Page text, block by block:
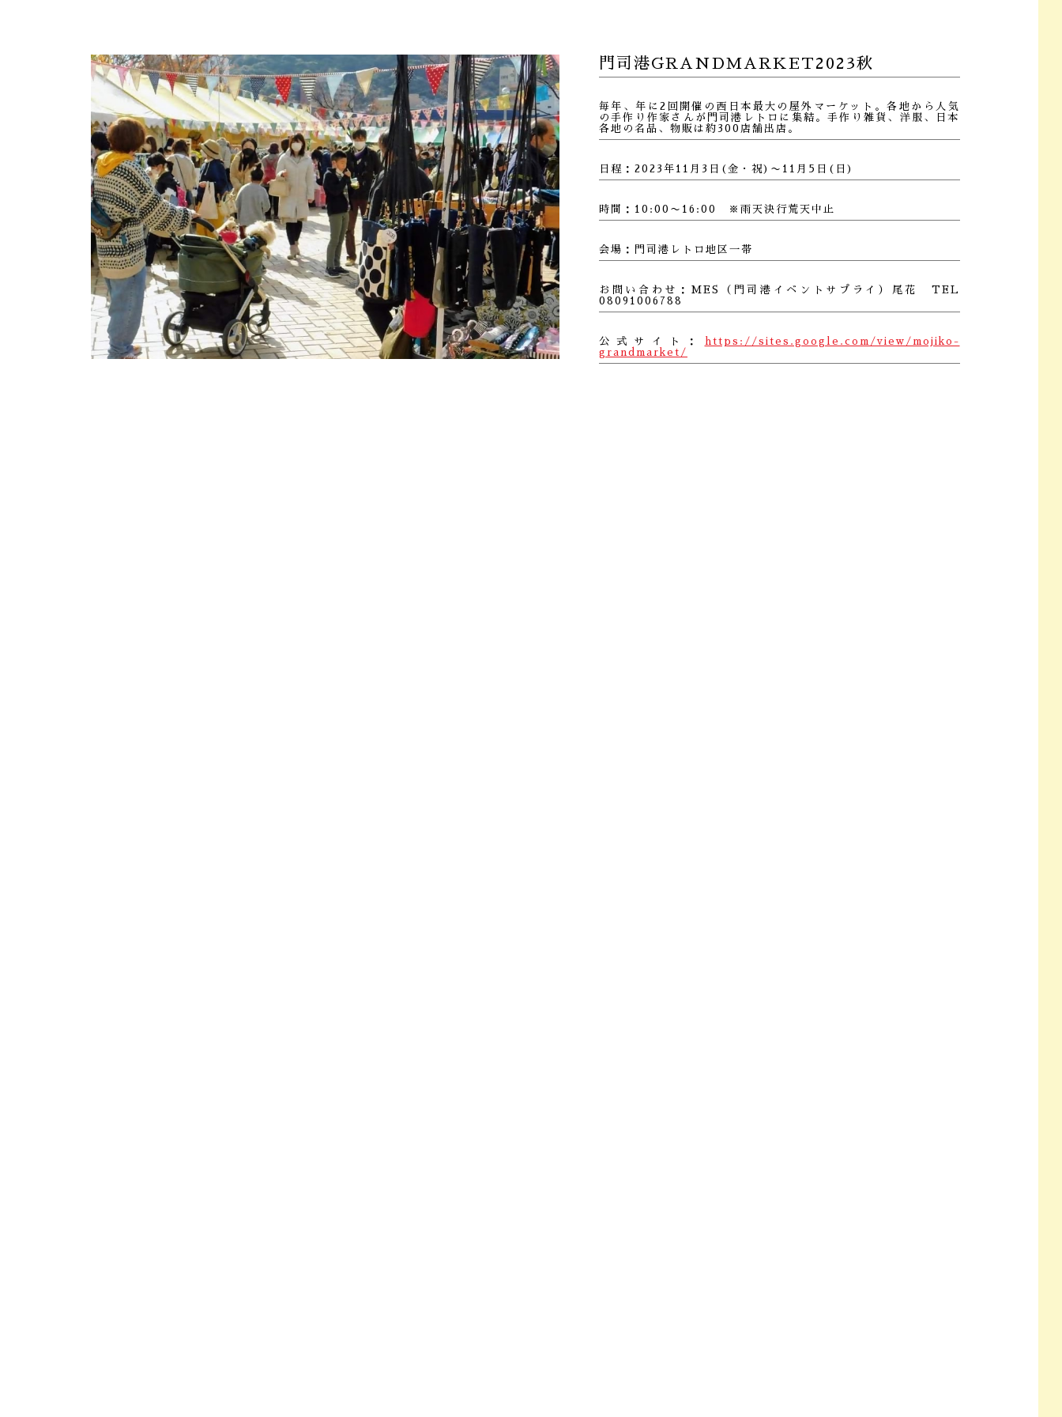
門司港GRANDMARKET2023秋
毎年、年に2回開催の西日本最大の屋外マーケット。各地から人気
の手作り作家さんが門司港レトロに集結。手作り雑貨、洋服、日本
各地の名品、物販は約300店舗出店。
日程：2023年11月3日(金・祝)〜11月5日(日)
時間：10:00〜16:00 ※雨天決行荒天中止
会場：門司港レトロ地区一帯
お問い合わせ：MES（門司港イベントサプライ）尾花 TEL
08091006788
公式サイト：
https://sites.google.com/view/mojiko-
grandmarket/